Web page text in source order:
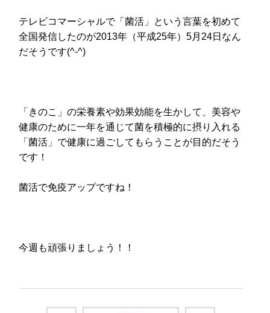
テレビコマーシャルで「菌活」という言葉を初めて
全国発信したのが2013年（平成25年）5月24日なん
だそうです(^-^)
「きのこ」の栄養素や効果効能を生かして、美容や
健康のために一年を通じて菌を積極的に摂り入れる
「菌活」で健康に過ごしてもらうことが目的だそう
です！
菌活で免疫アップですね！
今週も頑張りましょう！！